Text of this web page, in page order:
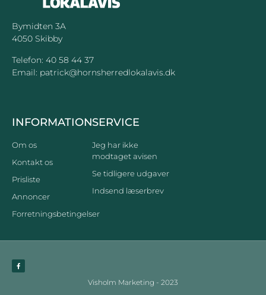
Bymidten 3A
4050 Skibby
Telefon: 40 58 44 37
Email: patrick@hornsherredlokalavis.dk
INFORMATION
Om os
Kontakt os
Prisliste
Annoncer
Forretningsbetingelser
SERVICE
Jeg har ikke
modtaget avisen
Se tidligere udgaver
Indsend læserbrev
Visholm Marketing - 2023